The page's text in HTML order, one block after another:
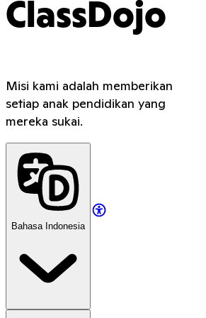
ClassDojo
Misi kami adalah memberikan
setiap anak pendidikan yang
mereka sukai.
Bahasa Indonesia